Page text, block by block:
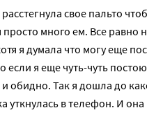
свое пальто
много ем. Все равно
я думала что могу еще
если я еще чуть-чуть
обидно. Так я дошла до
уткнулась в телефон. И